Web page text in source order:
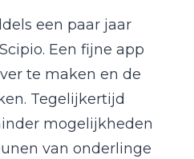
een paar jaar
Een fijne app
te maken en de
Tegelijkertijd
mogelijkheden
van onderlinge